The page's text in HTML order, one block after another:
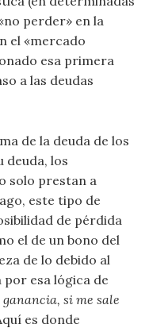
perder» en la
el «mercado
esa primera
a las deudas
de la deuda de los
deuda, los
solo prestan a
este tipo de
de pérdida
el de un bono del
de lo debido al
esa lógica de
si me sale
es donde